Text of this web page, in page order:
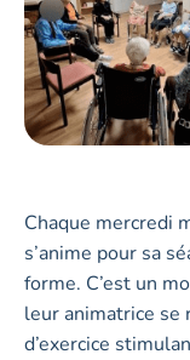
Chaque mercredi
s’anime pour sa
forme. C’est un
leur animatrice
d’exercice